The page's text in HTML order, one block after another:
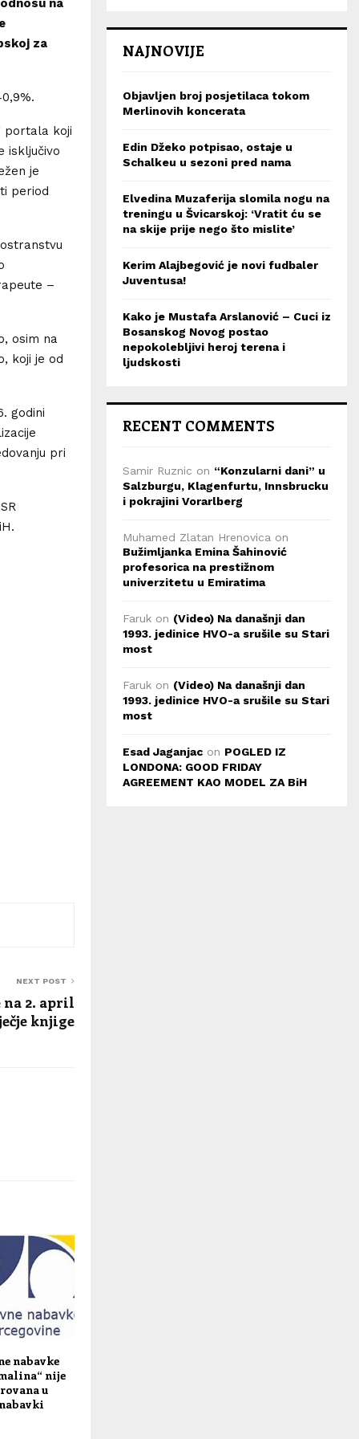
na
za
portala koji
isključivo
je
period
–
osim na
koji je od
godini
pri
NEXT POST
na 2. april
knjige
nabavke
nije
u
NAJNOVIJE
Objavljen broj posjetilaca tokom
Merlinovih koncerata
Edin Džeko potpisao, ostaje u
Schalkeu u sezoni pred nama
Elvedina Muzaferija slomila nogu na
treningu u Švicarskoj: ‘Vratit ću se
na skije prije nego što mislite’
Kerim Alajbegović je novi fudbaler
Juventusa!
Kako je Mustafa Arslanović – Cuci iz
Bosanskog Novog postao
nepokolebljivi heroj terena i
ljudskosti
RECENT COMMENTS
Samir Ruznic on “Konzularni dani” u
Salzburgu, Klagenfurtu, Innsbrucku
i pokrajini Vorarlberg
Muhamed Zlatan Hrenovica on
Bužimljanka Emina Šahinović
profesorica na prestižnom
univerzitetu u Emiratima
Faruk on (Video) Na današnji dan
1993. jedinice HVO-a srušile su Stari
most
Faruk on (Video) Na današnji dan
1993. jedinice HVO-a srušile su Stari
most
Esad Jaganjac on POGLED IZ
LONDONA: GOOD FRIDAY
AGREEMENT KAO MODEL ZA BiH